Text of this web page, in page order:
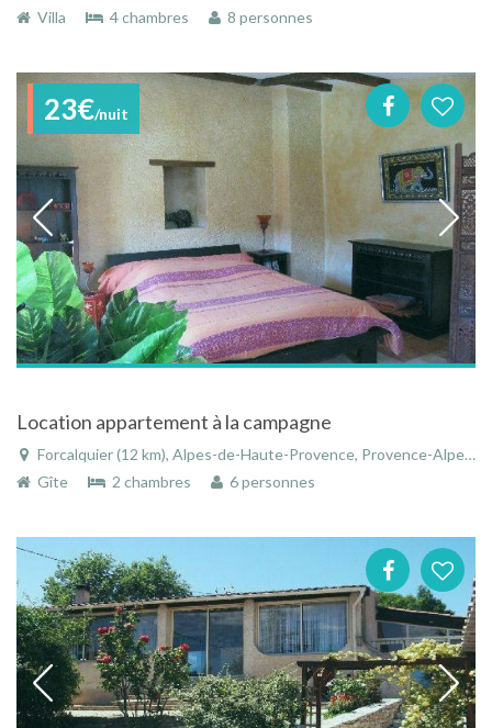
Villa 4 chambres 8 personnes
23€/nuit
Location appartement à la campagne
Forcalquier (12 km), Alpes-de-Haute-Provence, Provence-Alpes-Côte d'Azur, France
Gîte
2 chambres 6 personnes